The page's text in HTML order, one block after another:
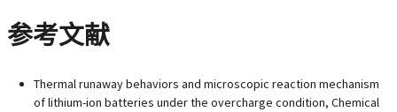
参考文献
Thermal runaway behaviors and microscopic reaction mechanism
of lithium-ion batteries under the overcharge condition, Chemical